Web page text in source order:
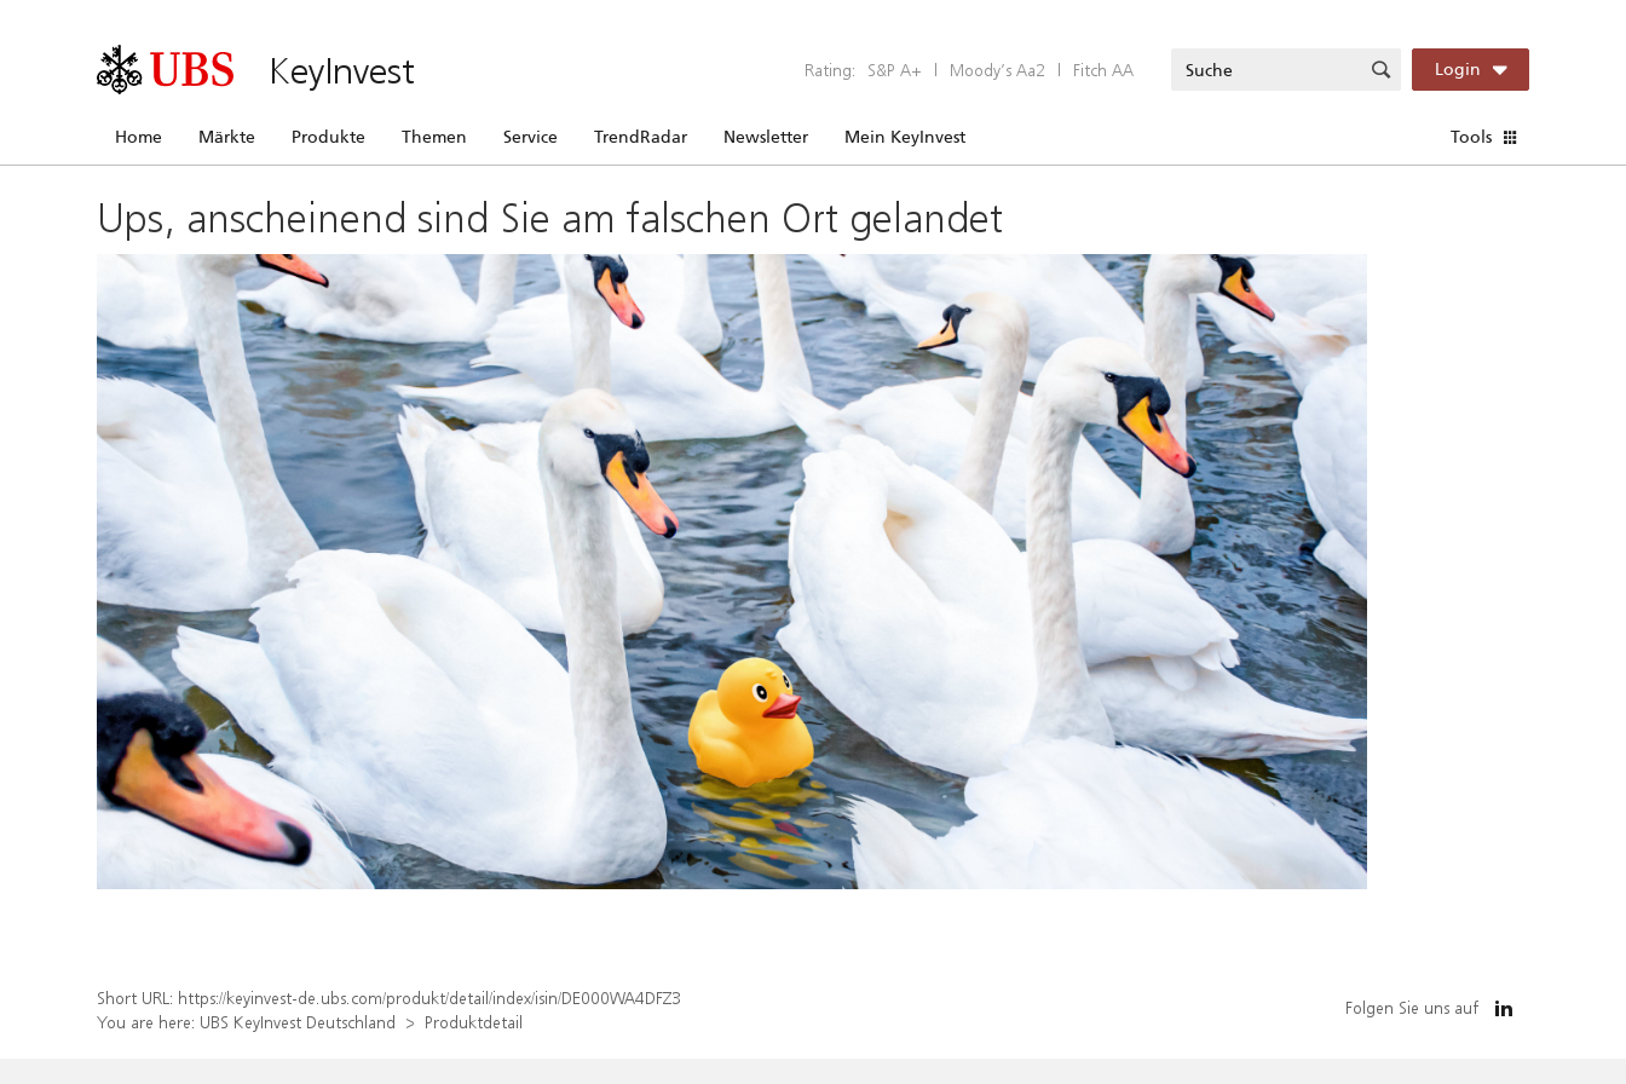
KeyInvest Rating: S&P A+ | Moody’s Aa2 | Fitch AA Login
Home Märkte Produkte Themen Service TrendRadar Newsletter Mein KeyInvest Tools
Ups, anscheinend sind Sie am falschen Ort gelandet
Short URL: https://keyinvest-de.ubs.com/produkt/detail/index/isin/DE000WA4DFZ3
You are here: UBS KeyInvest Deutschland Produktdetail
Folgen Sie uns auf